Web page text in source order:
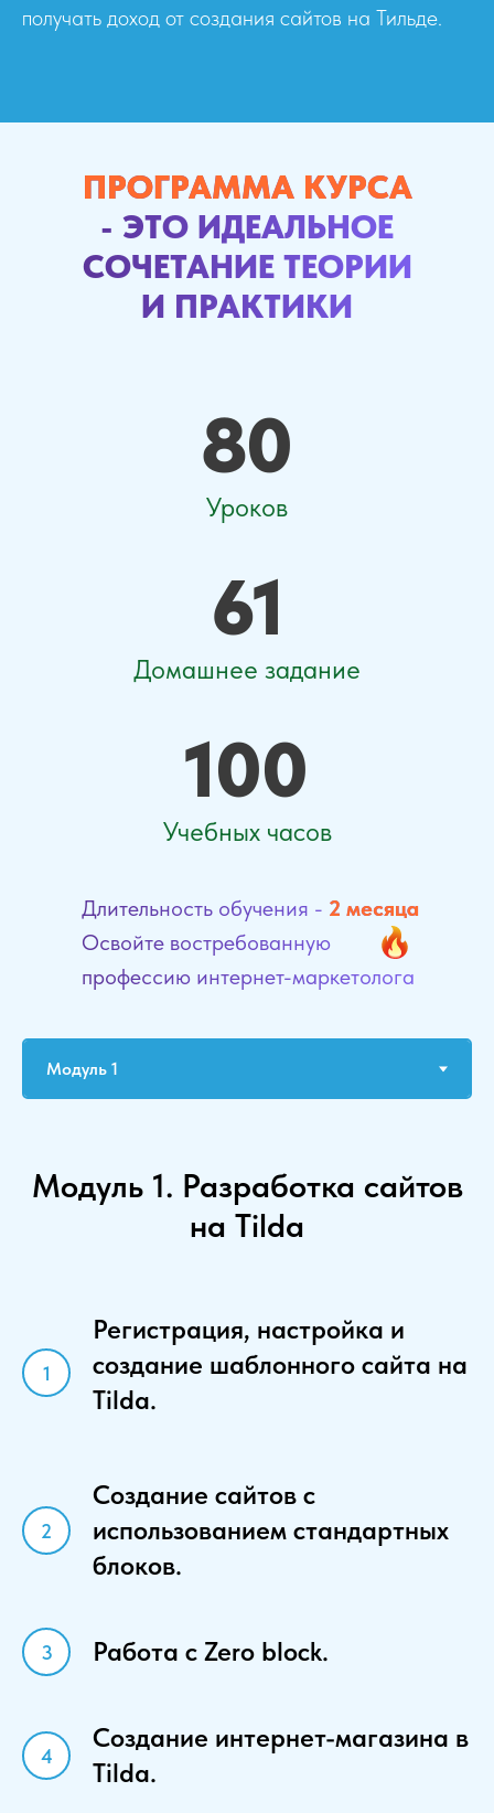
получать доход от создания сайтов на Тильде.
ПРОГРАММА КУРСА
- ЭТО ИДЕАЛЬНОЕ
СОЧЕТАНИЕ ТЕОРИИ
И ПРАКТИКИ
Длительность обучения - 2 месяца
Освойте востребованную
профессию интернет-маркетолога
Уроков
80
Домашнее задание
61
Учебных часов
100
Модуль 1. Разработка сайтов
на Tilda
Регистрация, настройка и
создание шаблонного сайта на
Tilda.
Создание сайтов с
использованием стандартных
блоков.
Работа с Zero block.
Создание интернет-магазина в
Tilda.